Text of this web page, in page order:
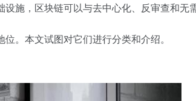
施，区块链可以与去中心化、反审查和无
。本文试图对它们进行分类和介绍。